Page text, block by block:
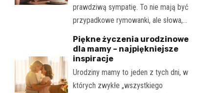
prawdziwą sympatię. To nie mają być
przypadkowe rymowanki, ale słowa,…
Piękne życzenia urodzinowe
dla mamy – najpiękniejsze
inspiracje
Urodziny mamy to jeden z tych dni, w
których zwykłe „wszystkiego